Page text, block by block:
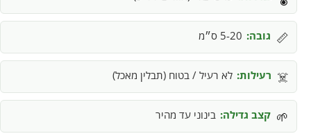
📏 גובה: 5-20 ס״מ
☠️ רעילות: לא רעיל / בטוח (תבלין מאכל)
🌱 קצב גדילה: בינוני עד מהיר